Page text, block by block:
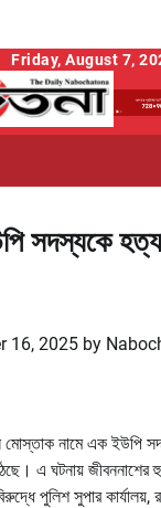
Friday, August 7,
সদস্যকে
16, 2025 by
মোস্তাক নামে এক ইউপি
এ ঘটনায় জীবননাশের
পুলিশ সুপার কার্যালয়,